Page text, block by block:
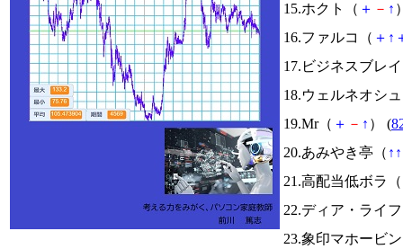
15.ホクト（ ＋ － ↑
16.ファルコ（ ＋ ↑
17.ビジネスブレ
18.ウェルネオシ
19.Mr（ ＋ － ↑ ） (
20.あみやき亭（ ↑ ↑
21.高配当低ボラ（
22.ディア・ライ
23.象印マホービ